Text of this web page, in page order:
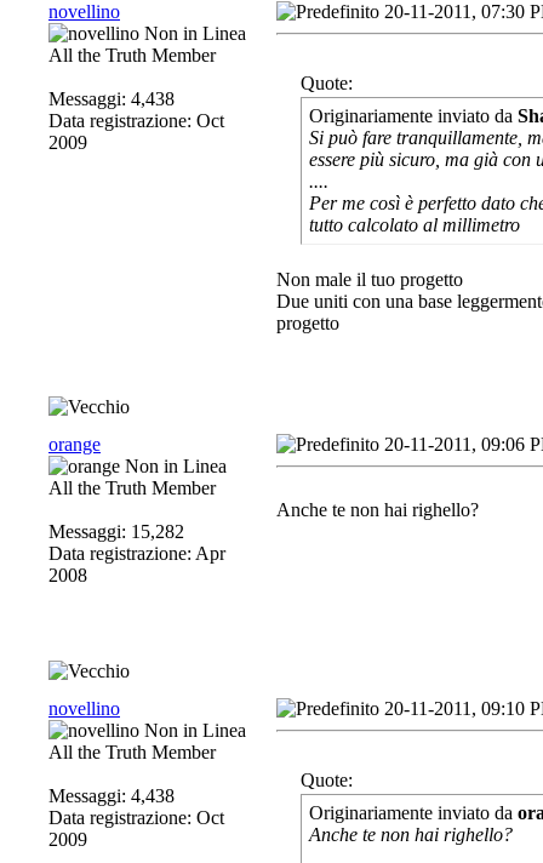
novellino
All the Truth Member
Messaggi: 4,438
Data registrazione: Oct
2009
20-11-2011, 07:30
Quote:
Originariamente inviato da
Si può fare tranquillamente,
essere più sicuro, ma già
....
Per me così è perfetto dato
tutto calcolato al millimetro
Non male il tuo progetto
Due uniti con una base
progetto
orange
All the Truth Member
Messaggi: 15,282
Data registrazione: Apr
2008
20-11-2011, 09:06
Anche te non hai righello?
novellino
All the Truth Member
Messaggi: 4,438
Data registrazione: Oct
2009
20-11-2011, 09:10
Quote:
Originariamente inviato da
Anche te non hai righello?